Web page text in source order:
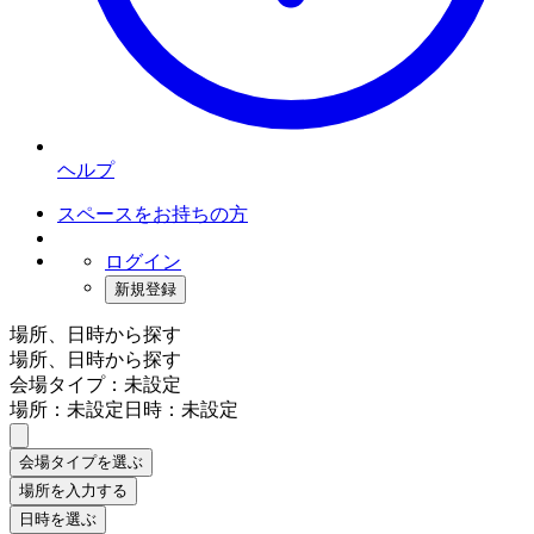
ヘルプ
スペースをお持ちの方
ログイン
新規登録
場所、日時から探す
場所、日時から探す
会場タイプ：未設定
場所：未設定日時：未設定
会場タイプを選ぶ
場所を入力する
日時を選ぶ